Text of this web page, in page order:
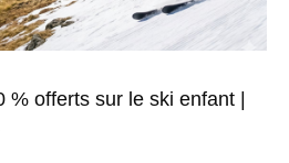
offerts sur le ski enfant |